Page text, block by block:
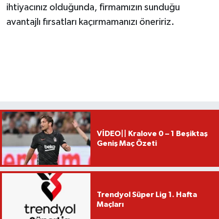
ihtiyacınız olduğunda, firmamızın sunduğu
avantajlı fırsatları kaçırmamanızı öneririz.
VİDEO|| Kralove 0 – 1 Beşiktaş
Geniş Maç Özeti
Trendyol Süper Lig 1. Hafta
Maçları